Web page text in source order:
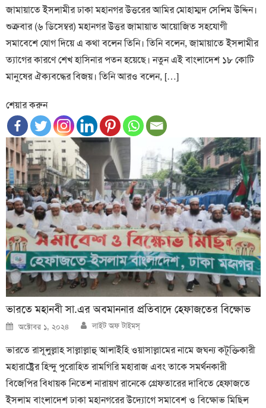
জামায়াতে ইসলামীর ঢাকা মহানগর উত্তরের আমির মোহাম্মদ সেলিম উদ্দিন।
শুক্রবার (৬ ডিসেম্বর) মহানগর উত্তর জামায়াত আয়োজিত সহযোগী
সমাবেশে যোগ দিয়ে এ কথা বলেন তিনি। তিনি বলেন, জামায়াতে ইসলামীর
ত্যাগের কারণে শেখ হাসিনার পতন হয়েছে। নতুন এই বাংলাদেশ ১৮ কোটি
মানুষের ঐক্যবদ্ধের বিজয়। তিনি আরও বলেন, […]
শেয়ার করুন
ভারতে মহানবী সা.এর অবমাননার প্রতিবাদে হেফাজতের বিক্ষোভ
Posted
on
অক্টোবর ১, ২০২৪ Author
লাইট অফ টাইমস্
ভারতে রাসূলুল্লাহ সাল্লাল্লাহু আলাইহি ওয়াসাল্লামের নামে জঘন্য কটূক্তিকারী
মহারাষ্ট্রের হিন্দু পুরোহিত রামগিরি মহারাজ এবং তাকে সমর্থনকারী
বিজেপির বিধায়ক নিতেশ নারায়ণ রানেকে গ্রেফতারের দাবিতে হেফাজতে
ইসলাম বাংলাদেশ ঢাকা মহানগরের উদ্যোগে সমাবেশ ও বিক্ষোভ মিছিল